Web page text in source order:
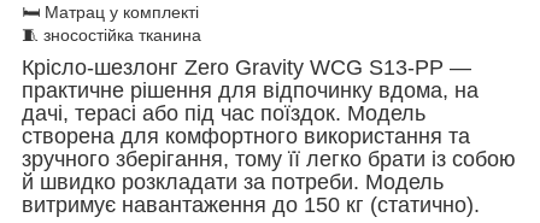
🛏️ Матрац у комплекті
🧵 зносостійка тканина
Крісло-шезлонг Zero Gravity WCG S13-PP —
практичне рішення для відпочинку вдома, на
дачі, терасі або під час поїздок. Модель
створена для комфортного використання та
зручного зберігання, тому її легко брати із собою
й швидко розкладати за потреби. Модель
витримує навантаження до 150 кг (статично).